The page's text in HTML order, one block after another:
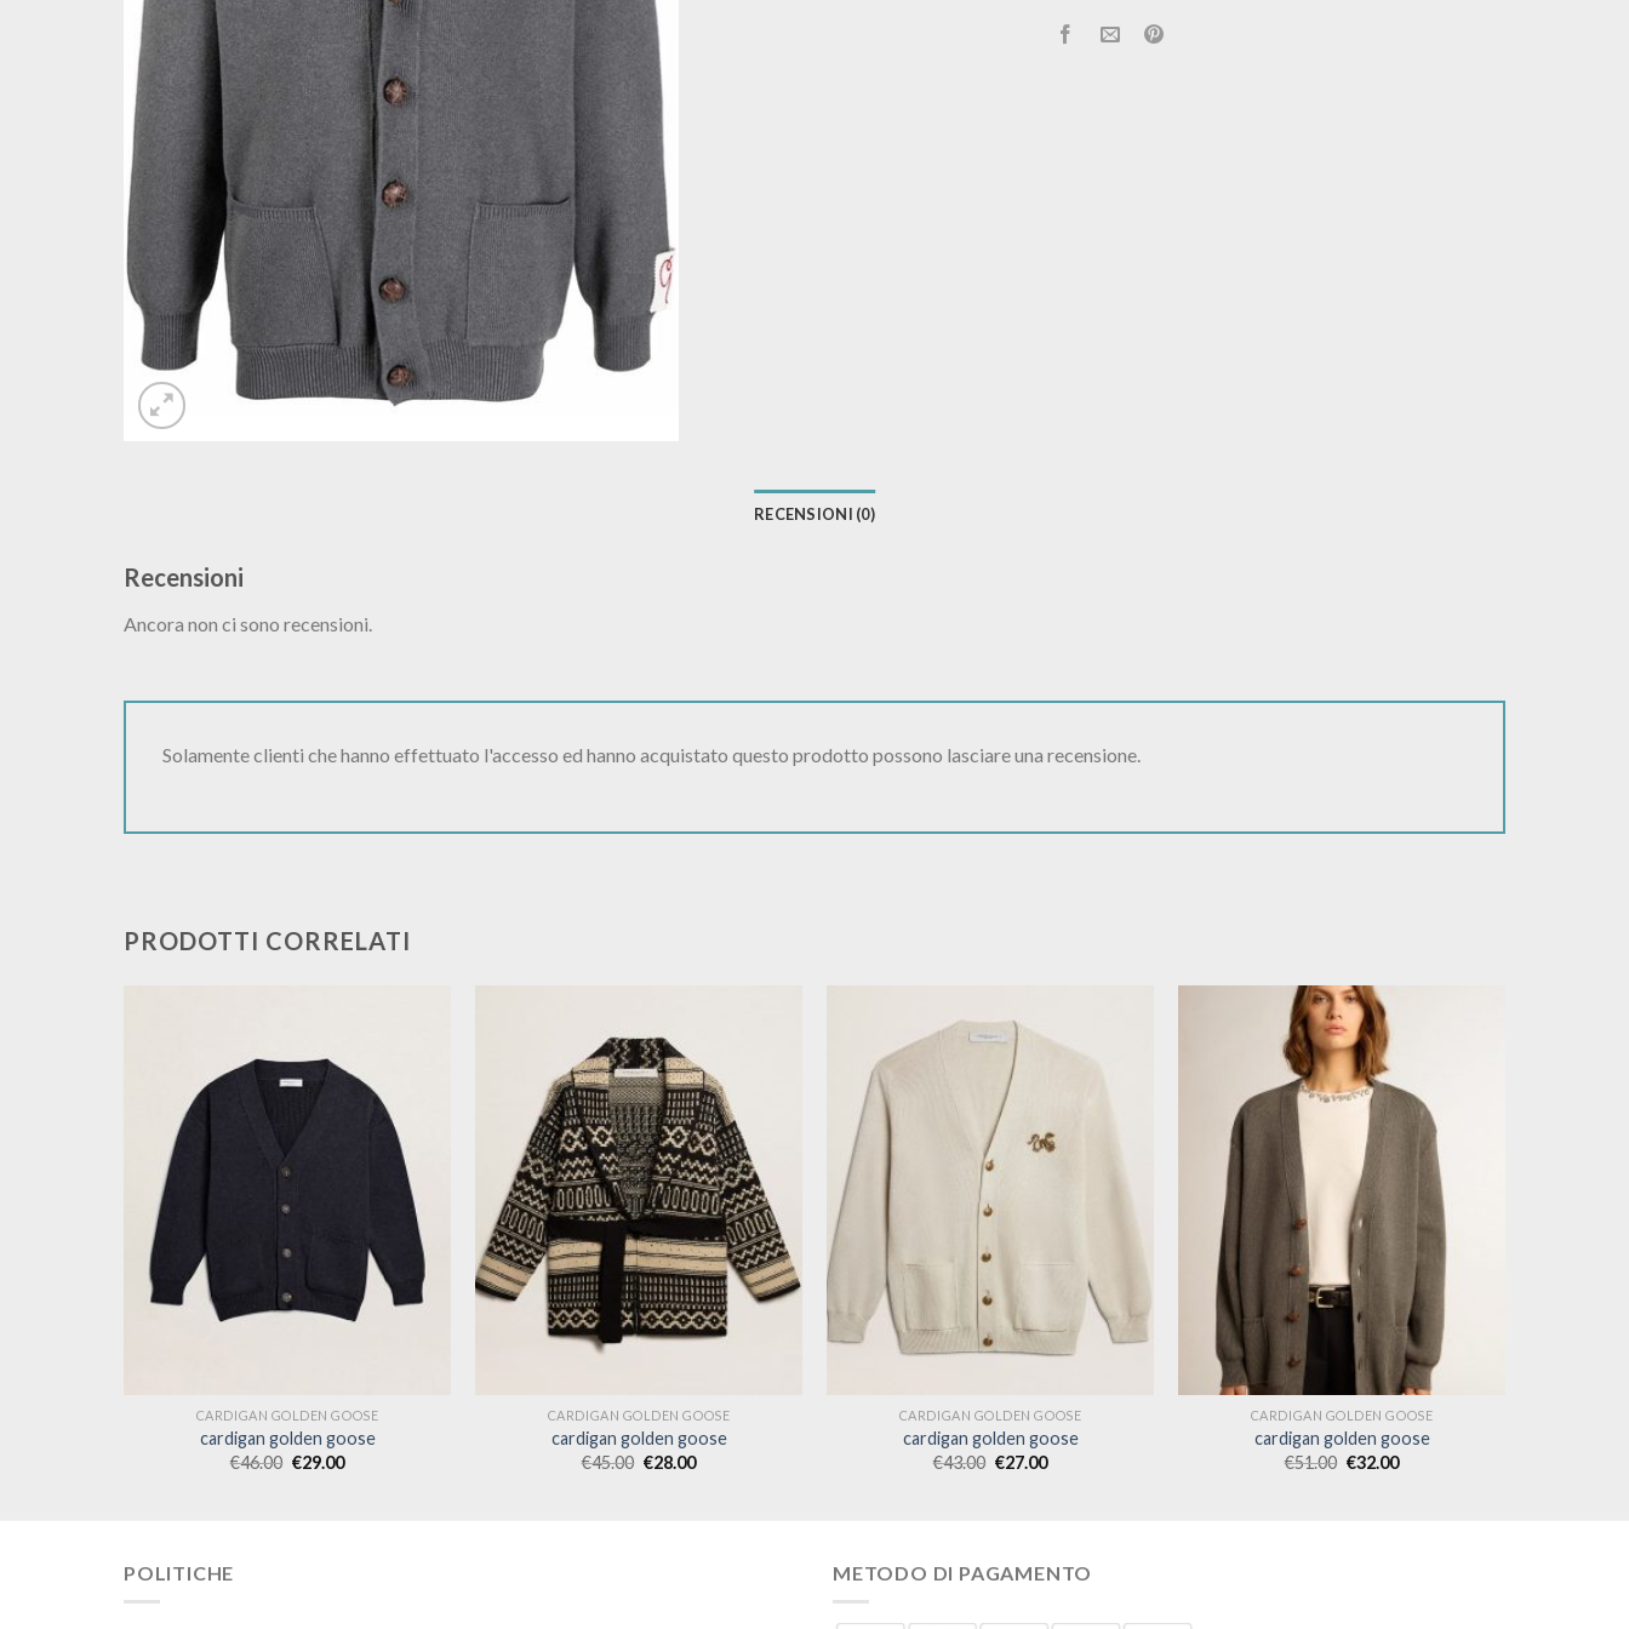
RECENSIONI (0)
Recensioni
Ancora non ci sono recensioni.
Solamente clienti che hanno effettuato l'accesso ed hanno acquistato questo prodotto possono lasciare una recensione.
PRODOTTI CORRELATI
CARDIGAN GOLDEN GOOSE
cardigan golden goose
€46.00 €29.00
CARDIGAN GOLDEN GOOSE
cardigan golden goose
€45.00 €28.00
CARDIGAN GOLDEN GOOSE
cardigan golden goose
€43.00 €27.00
CARDIGAN GOLDEN GOOSE
cardigan golden goose
€51.00 €32.00
POLITICHE METODO DI PAGAMENTO